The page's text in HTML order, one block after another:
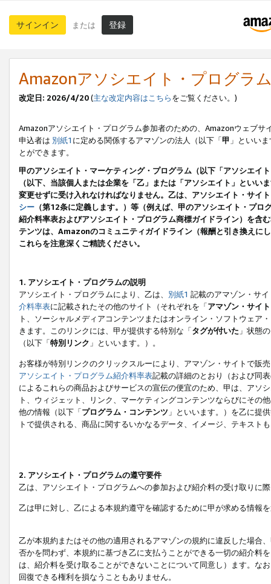
サインイン または 登録
Amazonアソシエイト・プログラ
改定日: 2026/4/20(主な改定内容はこちらをご覧ください。)
Amazonアソシエイト・プログラム参加者のための、Amazonウェブサ
申込者は 別紙1 に定める関係するアマゾンの法人（以下「甲 」といい
とができます。
甲のアソシエイト・マーケティング・プログラム（以下「アソシエイ
（以下、当該個人または企業を「乙」または「アソシエイト」とい
変更せずに受け入れなければなりません。乙は、アソシエイト・サイ
シー （第12条に定義します。）等（例えば、甲のアソシエイト・プ
紹介料率表およびアソシエイト・プログラム商標ガイドライン）を
テンツは、Amazonのコミュニティガイドライン（報酬と引き換えに
これらを注意深くご精読ください。
1. アソシエイト・プログラムの説明
アソシエイト・プログラムにより、乙は、 別紙1 記載のアマゾン・サ
介料率表に記載されたその他のサイト（それぞれを「アマゾン・サイト
ト、ソーシャルメディアコンテンツまたはオンライン・ソフトウェア
きます。このリンクには、甲が提供する特別な「タグが付いた 」状態
（以下「特別リンク 」といいます。）。
お客様が特別リンクのクリックスルーにより、アマゾン・サイトで販
アソシエイト・プログラム紹介料率表記載の詳細のとおり（および同
によるこれらの商品およびサービスの宣伝の便宜のため、甲は、アソ
ト、ウィジェット、リンク、マーケティングコンテンツならびにその
他の情報（以下「プログラム・コンテンツ 」といいます。）を乙に提
トで提供される、商品に関するいかなるデータ、イメージ、テキス
2. アソシエイト・プログラムの遵守要件
乙は、アソシエイト・プログラムへの参加および紹介料の受け取りに
乙は甲に対し、乙による本規約遵守を確認するために甲が求める情報
乙が本規約またはその他の適用されるアマゾンの規約に違反した場合
否かを問わず、本規約に基づき乙に支払うことができる一切の紹介料
は、紹介料を受け取ることができないことについて同意し）ます。な
回復できる権利を損なうこともありません。